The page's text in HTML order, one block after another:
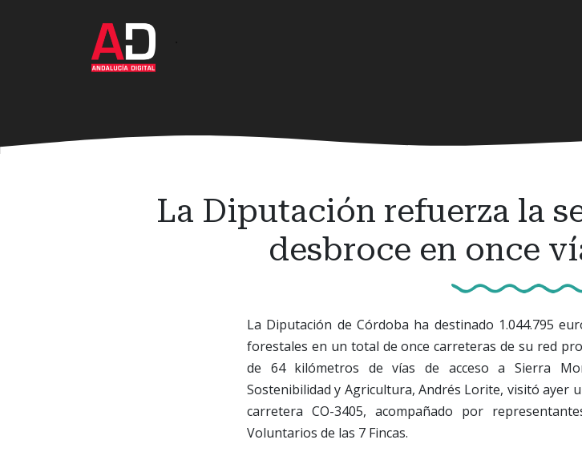
La Diputación refuerza la
desbroce en once
La Diputación de Córdoba ha destinado 1.044.795
forestales en un total de once carreteras de su red
de 64 kilómetros de vías de acceso a Sierra
Sostenibilidad y Agricultura, Andrés Lorite, visitó ayer
carretera CO-3405, acompañado por
Voluntarios de las 7 Fincas.